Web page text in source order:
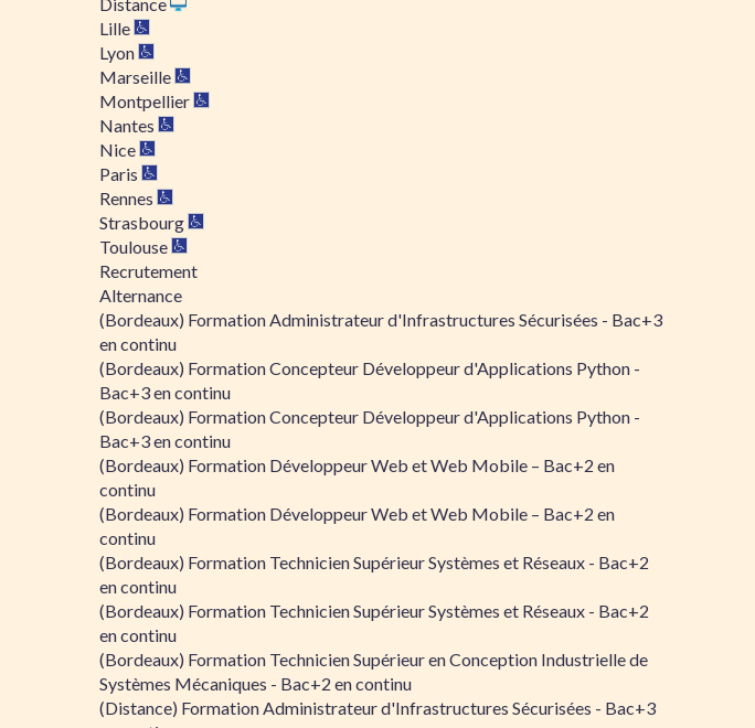
Distance
Lille
Lyon
Marseille
Montpellier
Nantes
Nice
Paris
Rennes
Strasbourg
Toulouse
Recrutement
Alternance
(Bordeaux) Formation Administrateur d'Infrastructures Sécurisées - Bac+3
en continu
(Bordeaux) Formation Concepteur Développeur d'Applications Python -
Bac+3 en continu
(Bordeaux) Formation Concepteur Développeur d'Applications Python -
Bac+3 en continu
(Bordeaux) Formation Développeur Web et Web Mobile – Bac+2 en
continu
(Bordeaux) Formation Développeur Web et Web Mobile – Bac+2 en
continu
(Bordeaux) Formation Technicien Supérieur Systèmes et Réseaux - Bac+2
en continu
(Bordeaux) Formation Technicien Supérieur Systèmes et Réseaux - Bac+2
en continu
(Bordeaux) Formation Technicien Supérieur en Conception Industrielle de
Systèmes Mécaniques - Bac+2 en continu
(Distance) Formation Administrateur d'Infrastructures Sécurisées - Bac+3